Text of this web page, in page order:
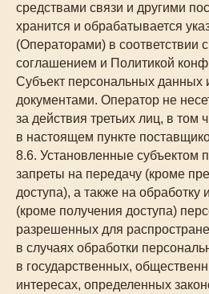
средствами связи и другими
хранится и обрабатывается
(Операторами) в соответствии
соглашением и Политикой
Субъект персональных данных
документами. Оператор не
за действия третьих лиц, в том
в настоящем пункте
8.6. Установленные субъектом
запреты на передачу (кроме
доступа), а также на обработку
(кроме получения доступа)
разрешенных для
в случаях обработки
в государственных,
интересах, определенных